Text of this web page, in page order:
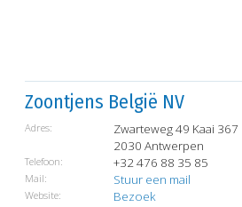
Zoontjens België NV
Adres:
Zwarteweg 49 Kaai 367
2030 Antwerpen
Telefoon: +32 476 88 35 85
Mail: Stuur een mail
Website: Bezoek